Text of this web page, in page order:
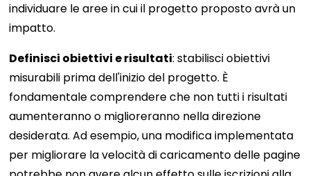
individuare le aree in cui il progetto proposto avrà un
impatto.
Definisci obiettivi e risultati: stabilisci obiettivi
misurabili prima dell'inizio del progetto. È
fondamentale comprendere che non tutti i risultati
aumenteranno o miglioreranno nella direzione
desiderata. Ad esempio, una modifica implementata
per migliorare la velocità di caricamento delle pagine